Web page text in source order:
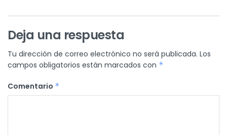
Deja una respuesta
Tu dirección de correo electrónico no será publicada. Los
campos obligatorios están marcados con *
Comentario *